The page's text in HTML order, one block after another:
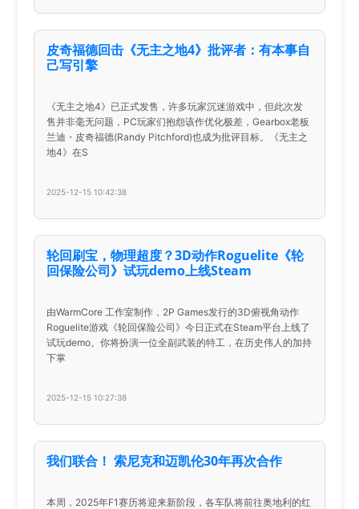
皮奇福德回击《无主之地4》批评者：有本事自
己写引擎
《无主之地4》已正式发售，许多玩家沉迷游戏中，但此次发
售并非毫无问题，PC玩家们抱怨该作优化极差，Gearbox老板
兰迪・皮奇福德(Randy Pitchford)也成为批评目标。《无主之
地4》在S
2025-12-15 10:42:38
轮回刷宝，物理超度？3D动作Roguelite《轮
回保险公司》试玩demo上线Steam
由WarmCore 工作室制作，2P Games发行的3D俯视角动作
Roguelite游戏《轮回保险公司》今日正式在Steam平台上线了
试玩demo。你将扮演一位全副武装的特工，在历史伟人的加持
下掌
2025-12-15 10:27:38
我们联合！ 索尼克和迈凯伦30年再次合作
本周，2025年F1赛历将迎来新阶段，各车队将前往奥地利的红